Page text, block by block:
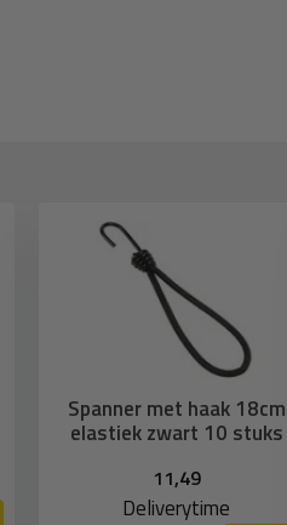
Spanner met haak 18cm
elastiek zwart 10 stuks
11,49
Deliverytime